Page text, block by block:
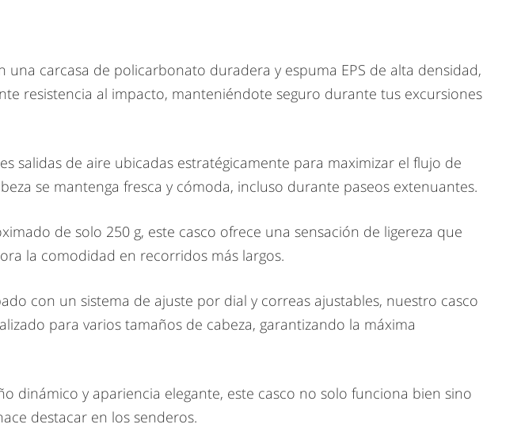
una carcasa de policarbonato duradera y espuma EPS de alta densidad,
resistencia al impacto, manteniéndote seguro durante tus excursiones
salidas de aire ubicadas estratégicamente para maximizar el flujo de
se mantenga fresca y cómoda, incluso durante paseos extenuantes.
de solo 250 g, este casco ofrece una sensación de ligereza que
la comodidad en recorridos más largos.
con un sistema de ajuste por dial y correas ajustables, nuestro casco
para varios tamaños de cabeza, garantizando la máxima
dinámico y apariencia elegante, este casco no solo funciona bien sino
destacar en los senderos.